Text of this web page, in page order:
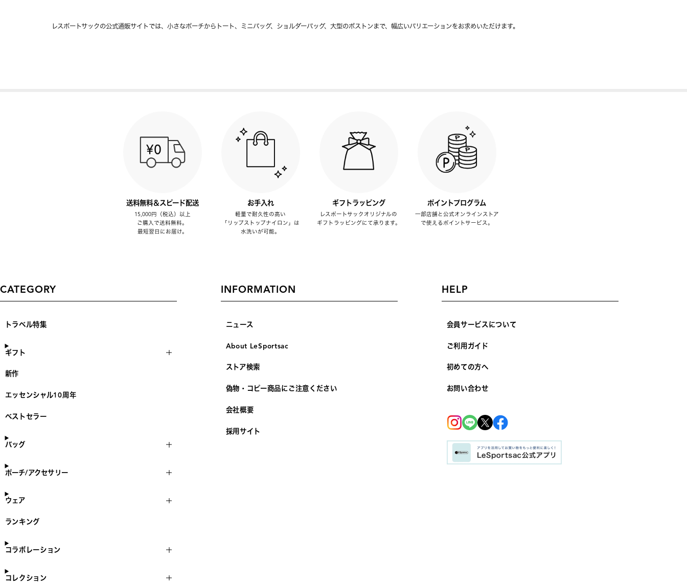
レスポートサックの公式通販サイトでは、小さなポーチからトート、ミニバッグ、ショルダーバッグ、大型のボストンまで、幅広いバリエーションをお求めいただけます。
送料無料＆スピード配送
15,000円（税込）以上
ご購入で送料無料。
最短翌日にお届け。
お手入れ
軽量で耐久性の高い
「リップストップナイロン」は
水洗いが可能。
ギフトラッピング
レスポートサックオリジナルの
ギフトラッピングにて承ります。
ポイントプログラム
一部店舗と公式オンラインストア
で使えるポイントサービス。
CATEGORY
トラベル特集
ギフト
新作
エッセンシャル10周年
ベストセラー
バッグ
ポーチ/アクセサリー
ウェア
ランキング
コラボレーション
コレクション
INFORMATION
ニュース
About LeSportsac
ストア検索
偽物・コピー商品にご注意ください
会社概要
採用サイト
HELP
会員サービスについて
ご利用ガイド
初めての方へ
お問い合わせ